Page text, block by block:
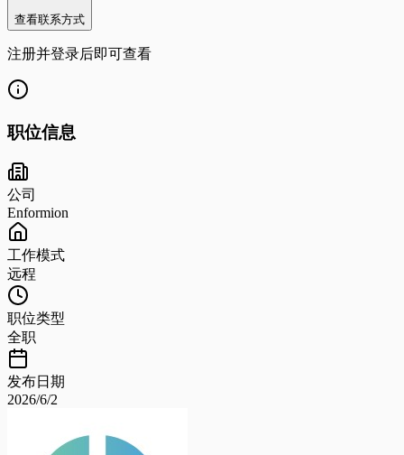
查看联系方式
注册并登录后即可查看
职位信息
公司
Enformion
工作模式
远程
职位类型
全职
发布日期
2026/6/2